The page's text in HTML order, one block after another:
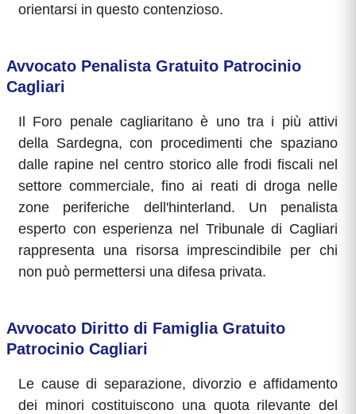
orientarsi in questo contenzioso.
Avvocato Penalista Gratuito Patrocinio
Cagliari
Il Foro penale cagliaritano è uno tra i più attivi
della Sardegna, con procedimenti che spaziano
dalle rapine nel centro storico alle frodi fiscali nel
settore commerciale, fino ai reati di droga nelle
zone periferiche dell'hinterland. Un penalista
esperto con esperienza nel Tribunale di Cagliari
rappresenta una risorsa imprescindibile per chi
non può permettersi una difesa privata.
Avvocato Diritto di Famiglia Gratuito
Patrocinio Cagliari
Le cause di separazione, divorzio e affidamento
dei minori costituiscono una quota rilevante del